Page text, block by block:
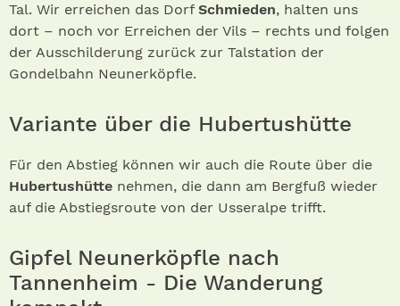
Tal. Wir erreichen das Dorf Schmieden, halten uns
dort – noch vor Erreichen der Vils – rechts und folgen
der Ausschilderung zurück zur Talstation der
Gondelbahn Neunerköpfle.
Variante über die Hubertushütte
Für den Abstieg können wir auch die Route über die
Hubertushütte nehmen, die dann am Bergfuß wieder
auf die Abstiegsroute von der Usseralpe trifft.
Gipfel Neunerköpfle nach
Tannenheim - Die Wanderung